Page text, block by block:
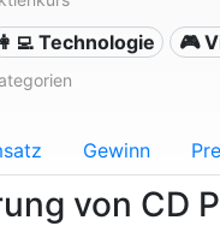
👩‍💻 Technologie 🎮
Gewinn
von CD